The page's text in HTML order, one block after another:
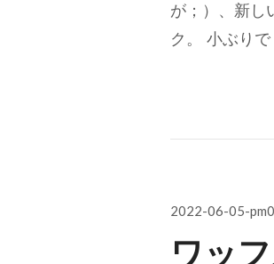
が；）、新し
ク。 小ぶり
投
日:
2022-06-05-
ワッ